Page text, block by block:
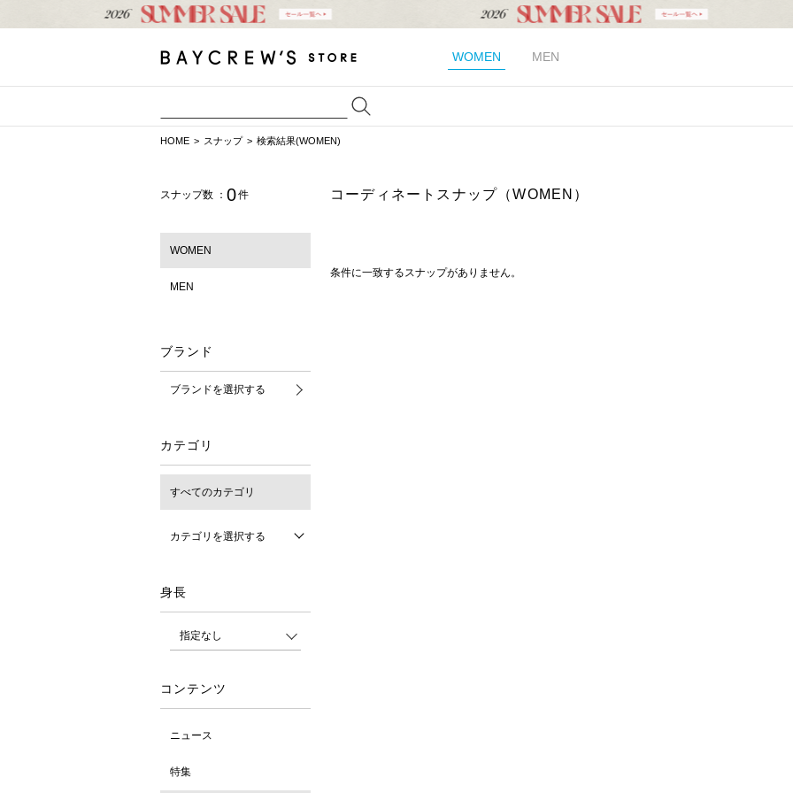
WOMEN MEN
HOME スナップ 検索結果(WOMEN)
スナップ数 ： 0件
WOMEN
MEN
ブランド
ブランドを選択する
カテゴリ
すべてのカテゴリ
カテゴリを選択する
身長
コンテンツ
ニュース
特集
コーディネートスナップ（WOMEN）
条件に一致するスナップがありません。